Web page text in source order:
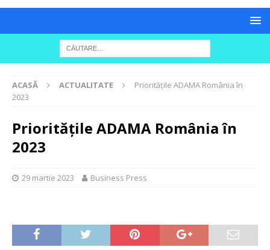
ACASĂ ACTUALITATE
Prioritățile ADAMA România în
2023
Prioritățile ADAMA România în
2023
29 martie 2023 Business Press